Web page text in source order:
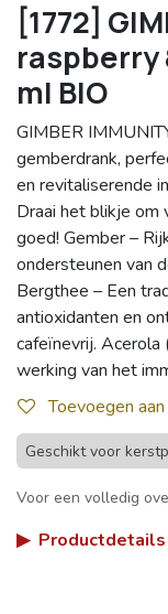
[1772]
raspberry
ml BIO
GIMBER
gemberdrank,
en revitaliserende
Draai het blikje om
goed! Gember –
ondersteunen van
Bergthee – Een
antioxidanten en
cafeïnevrij. Acerola
werking van het
Toevoegen
Geschikt voor
Voor een volledig
▶ Productdetails